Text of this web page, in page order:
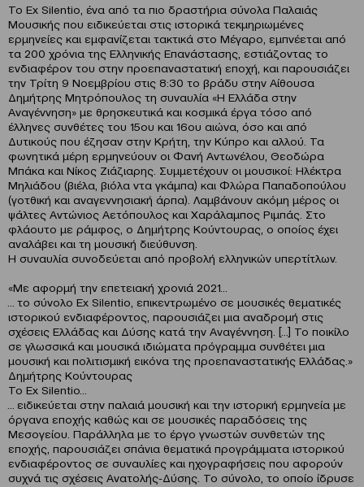
To Ex Silentio, ένα από τα πιο δραστήρια σύνολα Παλαιάς
Μουσικής που ειδικεύεται στις ιστορικά τεκμηριωμένες
ερμηνείες και εμφανίζεται τακτικά στο Μέγαρο, εμπνέεται από
τα 200 χρόνια της Ελληνικής Επανάστασης, εστιάζοντας το
ενδιαφέρον του στην προεπαναστατική εποχή, και παρουσιάζει
την Τρίτη 9 Νοεμβρίου στις 8:30 το βράδυ στην Αίθουσα
Δημήτρης Μητρόπουλος τη συναυλία «Η Ελλάδα στην
Αναγέννηση» με θρησκευτικά και κοσμικά έργα τόσο από
έλληνες συνθέτες του 15ου και 16ου αιώνα, όσο και από
Δυτικούς που έζησαν στην Κρήτη, την Κύπρο και αλλού. Τα
φωνητικά μέρη ερμηνεύουν οι Φανή Αντωνέλου, Θεοδώρα
Μπάκα και Νίκος Ζιάζιαρης. Συμμετέχουν οι μουσικοί: Ηλέκτρα
Μηλιάδου (βιέλα, βιόλα ντα γκάμπα) και Φλώρα Παπαδοπούλου
(γοτθική και αναγεννησιακή άρπα). Λαμβάνουν ακόμη μέρος οι
ψάλτες Αντώνιος Αετόπουλος και Χαράλαμπος Ριμπάς. Στο
φλάουτο με ράμφος, o Δημήτρης Κούντουρας, ο οποίος έχει
αναλάβει και τη μουσική διεύθυνση.
Η συναυλία συνοδεύεται από προβολή ελληνικών υπερτίτλων.
«Με αφορμή την επετειακή χρονιά 2021…
… το σύνολο Ex Silentio, επικεντρωμένο σε μουσικές θεματικές
ιστορικού ενδιαφέροντος, παρουσιάζει μια αναδρομή στις
σχέσεις Ελλάδας και Δύσης κατά την Αναγέννηση. […] Το ποικίλο
σε γλωσσικά και μουσικά ιδιώματα πρόγραμμα συνθέτει μια
μουσική και πολιτισμική εικόνα της προεπαναστατικής Ελλάδας.»
Δημήτρης Κούντουρας
Το Ex Silentio…
… ειδικεύεται στην παλαιά μουσική και την ιστορική ερμηνεία με
όργανα εποχής καθώς και σε μουσικές παραδόσεις της
Μεσογείου. Παράλληλα με το έργο γνωστών συνθετών της
εποχής, παρουσιάζει σπάνια θεματικά προγράμματα ιστορικού
ενδιαφέροντος σε συναυλίες και ηχογραφήσεις που αφορούν
συχνά τις σχέσεις Ανατολής-Δύσης. Το σύνολο, το οποίο ίδρυσε